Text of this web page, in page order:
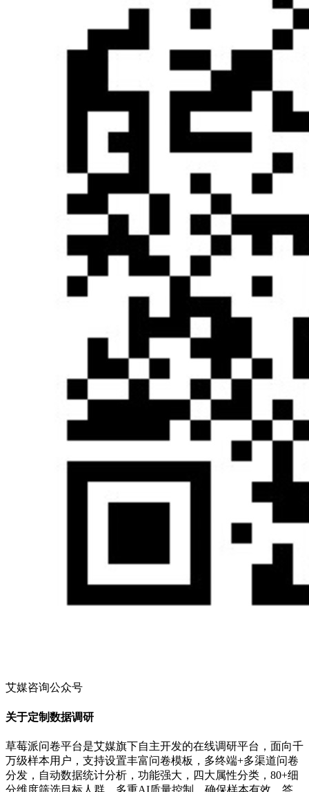
艾媒咨询公众号
关于定制数据调研
草莓派问卷平台是艾媒旗下自主开发的在线调研平台，面向千
万级样本用户，支持设置丰富问卷模板，多终端+多渠道问卷
分发，自动数据统计分析，功能强大，四大属性分类，80+细
分维度筛选目标人群，多重AI质量控制，确保样本有效、答